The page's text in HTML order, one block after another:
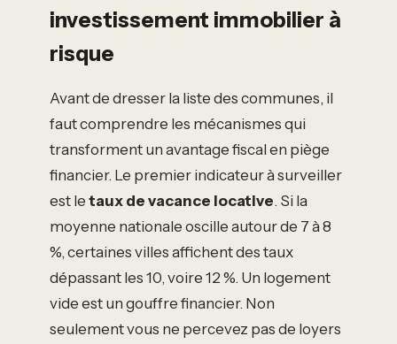
investissement immobilier à
risque
Avant de dresser la liste des communes, il
faut comprendre les mécanismes qui
transforment un avantage fiscal en piège
financier. Le premier indicateur à surveiller
est le taux de vacance locative. Si la
moyenne nationale oscille autour de 7 à 8
%, certaines villes affichent des taux
dépassant les 10, voire 12 %. Un logement
vide est un gouffre financier. Non
seulement vous ne percevez pas de loyers